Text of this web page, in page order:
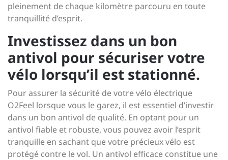
pleinement de chaque kilomètre parcouru en toute
tranquillité d’esprit.
Investissez dans un bon
antivol pour sécuriser votre
vélo lorsqu’il est stationné.
Pour assurer la sécurité de votre vélo électrique
O2Feel lorsque vous le garez, il est essentiel d’investir
dans un bon antivol de qualité. En optant pour un
antivol fiable et robuste, vous pouvez avoir l’esprit
tranquille en sachant que votre précieux vélo est
protégé contre le vol. Un antivol efficace constitue une